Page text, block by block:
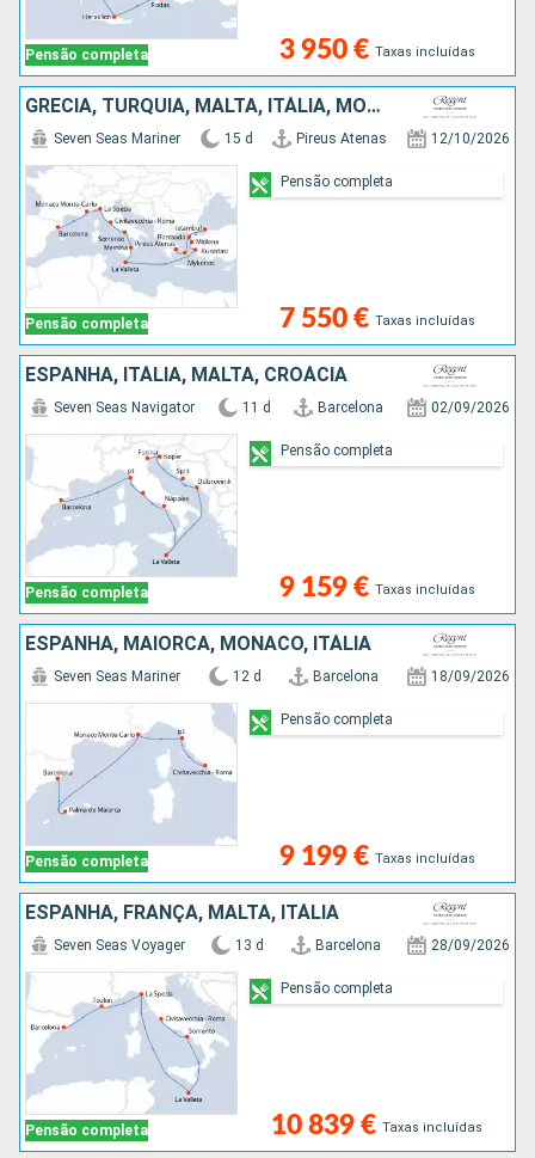
Pensão completa 3 950 € Taxas incluídas
GRÉCIA, TURQUIA, MALTA, ITÁLIA, MÔNACO, ESPANHA
Pensão completa
Seven Seas Mariner 15 d Pireus Atenas 12/10/2026
7 550 € Taxas incluídas
Pensão completa
ESPANHA, ITÁLIA, MALTA, CROÁCIA
Pensão completa
Seven Seas Navigator 11 d Barcelona 02/09/2026
9 159 € Taxas incluídas
Pensão completa
ESPANHA, MAIORCA, MÔNACO, ITÁLIA
Pensão completa
Seven Seas Mariner 12 d Barcelona 18/09/2026
9 199 € Taxas incluídas
Pensão completa
ESPANHA, FRANÇA, MALTA, ITÁLIA
Pensão completa
Seven Seas Voyager 13 d Barcelona 28/09/2026
10 839 € Taxas incluídas
Pensão completa